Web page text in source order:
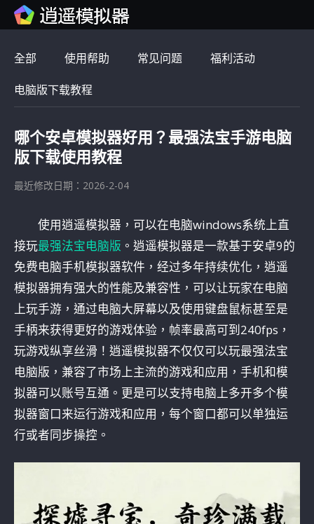
全部 使用帮助 常见问题 福利活动
电脑版下载教程
哪个安卓模拟器好用？最强法宝手游电脑
版下载使用教程
最近修改日期：2026-2-04
使用逍遥模拟器，可以在电脑windows系统上直
接玩最强法宝电脑版 。逍遥模拟器是一款基于安卓9的
免费电脑手机模拟器软件，经过多年持续优化，逍遥
模拟器拥有强大的性能及兼容性，可以让玩家在电脑
上玩手游，通过电脑大屏幕以及使用键盘鼠标甚至是
手柄来获得更好的游戏体验，帧率最高可到240fps，
玩游戏纵享丝滑！逍遥模拟器不仅仅可以玩最强法宝
电脑版，兼容了市场上主流的游戏和应用，手机和模
拟器可以账号互通。更是可以支持电脑上多开多个模
拟器窗口来运行游戏和应用，每个窗口都可以单独运
行或者同步操控。